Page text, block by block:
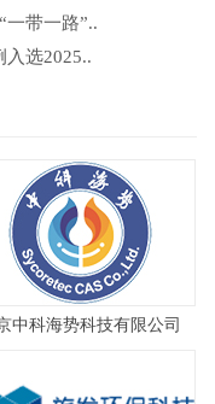
一带一路”..
入选2025..
中科海势科技有限公司